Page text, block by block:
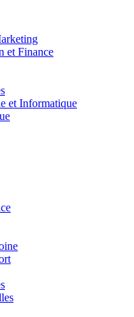
et Finance
et Informatique